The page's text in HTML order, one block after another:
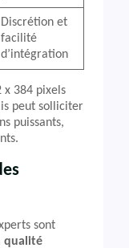
Discrétion et
facilité
d’intégration
x 384 pixels
peut solliciter
puissants,
sont
qualité